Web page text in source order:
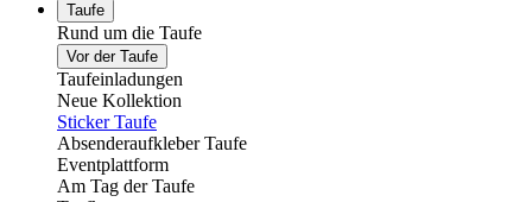
Taufe
Rund um die Taufe
Vor der Taufe
Taufeinladungen
Neue Kollektion
Sticker Taufe
Absenderaufkleber Taufe
Eventplattform
Am Tag der Taufe